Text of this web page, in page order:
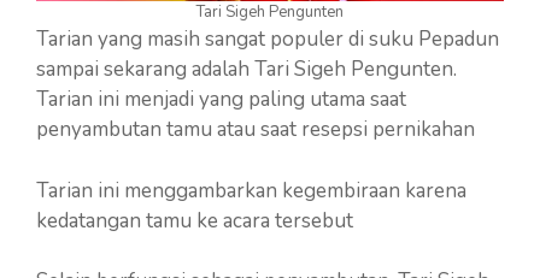
Tari Sigeh Pengunten
Tarian yang masih sangat populer di suku Pepadun
sampai sekarang adalah Tari Sigeh Pengunten.
Tarian ini menjadi yang paling utama saat
penyambutan tamu atau saat resepsi pernikahan
Tarian ini menggambarkan kegembiraan karena
kedatangan tamu ke acara tersebut